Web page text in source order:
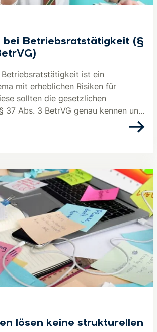
bei Be­triebs­rats­tä­tig­keit (§
ist ein
mit erheblichen Risiken für
sollten die gesetzlichen
37 Abs. 3 BetrVG genau kennen un...
lösen keine strukturellen